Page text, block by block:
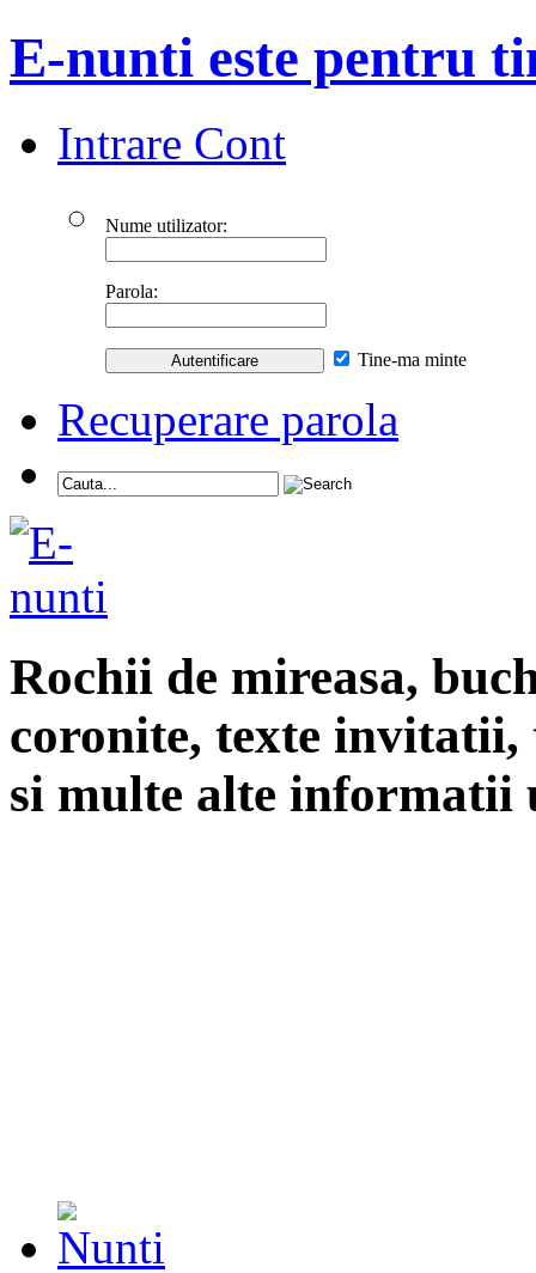
E-nunti este pentru
Intrare Cont
Nume utilizator:
Parola:
Tine-ma minte
Recuperare parola
Rochii de mireasa,
coronite, texte
si multe alte informatii